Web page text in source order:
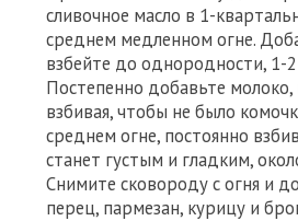
сливочное масло в 1-
среднем медленном огне.
взбейте до однородности, 1-
Постепенно добавьте молоко,
взбивая, чтобы не было
среднем огне, постоянно
станет густым и гладким,
Снимите сковороду с огня и
перец, пармезан, курицу и